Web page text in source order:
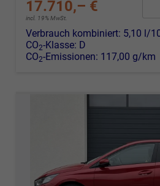
17.710,– €
incl. 19% MwSt.
Verbrauch kombiniert: 5,10 l/
CO2-Klasse: D
CO2-Emissionen: 117,00 g/km